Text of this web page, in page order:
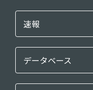
速報
データベース